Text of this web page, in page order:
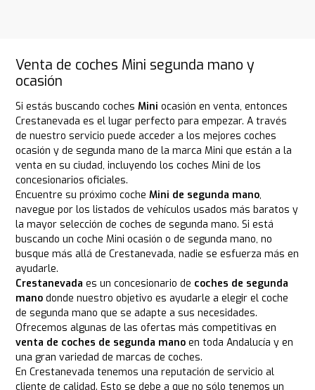
Venta de coches Mini segunda mano y
ocasión
Si estás buscando cochesMini ocasión en venta, entonces
Crestanevada es el lugar perfecto para empezar. A través
de nuestro servicio puede acceder a los mejores coches
ocasión y de segunda mano de la marca Mini que están a la
venta en su ciudad, incluyendo los coches Mini de los
concesionarios oficiales.
Encuentre su próximo cocheMini de segunda mano,
navegue por los listados de vehículos usados más baratos y
la mayor selección de coches de segunda mano. Si está
buscando un coche Mini ocasión o de segunda mano, no
busque más allá de Crestanevada, nadie se esfuerza más en
ayudarle.
Crestanevada es un concesionario de coches de segunda
mano donde nuestro objetivo es ayudarle a elegir el coche
de segunda mano que se adapte a sus necesidades.
Ofrecemos algunas de las ofertas más competitivas en
venta de coches de segunda mano en toda Andalucía y en
una gran variedad de marcas de coches.
En Crestanevada tenemos una reputación de servicio al
cliente de calidad. Esto se debe a que no sólo tenemos un